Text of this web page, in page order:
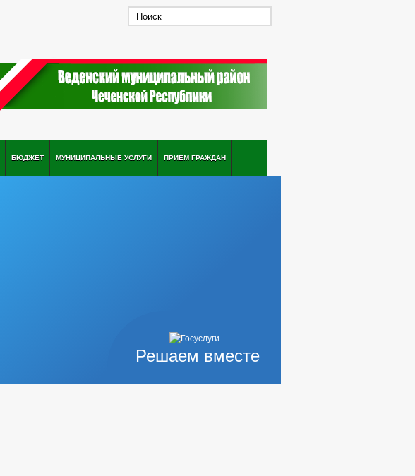
БЮДЖЕТ МУНИЦИПАЛЬНЫЕ УСЛУГИ ПРИЕМ ГРАЖДАН
Решаем вместе